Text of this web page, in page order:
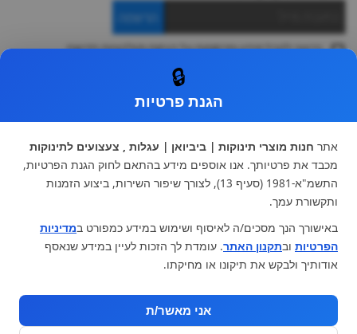
הרשמה
ברצוני לקבל מידע ופרסומות על הנחות וקולקציות חדשות
עגלות וטיולונים
כיסא בטיחות ואביזרים
ריהוט לתינוקות
מצעים למיטת תינוק וטקסטיל
צעצועי ילדים
על גלגלים
הנקה והאכלה
מוצרי אמבטיה
מוזמנים לבקר אותנו:
🔒
הגנת פרטיות
אתר חנות מוצרי תינוקות | ביביואן | עגלות , צעצועים לתינוקות
מכבד את פרטיותך. אנו אוספים מידע בהתאם לחוק הגנת הפרטיות,
התשמ"א-1981 (סעיף 13), לצורך שיפור השירות, ביצוע הזמנות
ותקשורת עמך.
באישורך הנך מסכים/ה לאיסוף ושימוש במידע כמפורט במדיניות
הפרטיות ובתקנון האתר. עומדת לך הזכות לעיין במידע שנאסף
אודותיך ולבקש את תיקונו או מחיקתו.
אני מאשר/ת